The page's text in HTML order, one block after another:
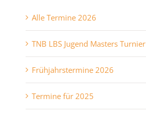
Alle Termine 2026
TNB LBS Jugend Masters Turnier
Frühjahrstermine 2026
Termine für 2025